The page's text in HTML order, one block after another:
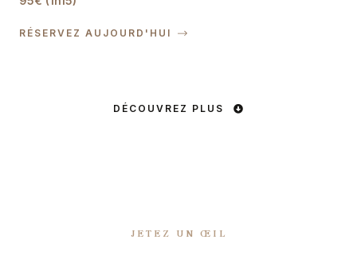
RÉSERVEZ AUJOURD'HUI
DÉCOUVREZ PLUS
JETEZ UN ŒIL